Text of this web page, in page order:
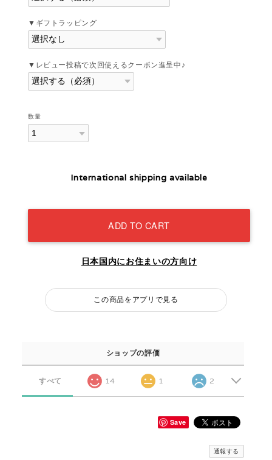
▼ギフトラッピング
▼レビュー投稿で次回使えるクーポン進呈中♪
数量
International shipping available
ADD TO CART
日本国内にお住まいの方向け
この商品をアプリで見る
ショップの評価
すべて 14 1 2
Save
通報する